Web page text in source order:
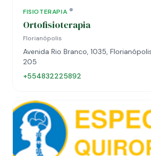
FISIOTERAPIA
Ortofisioterapia
Florianópolis
Avenida Rio Branco, 1035,
205
+554832225892